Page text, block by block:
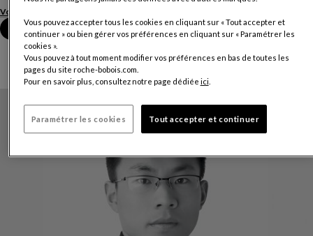
Voir plus
Prendre rendez-vous en magasin
Vous pouvez accepter tous les cookies en cliquant sur « Tout accepter et
continuer » ou bien gérer vos préférences en cliquant sur « Paramétrer les
cookies ».
Vous pouvez à tout moment modifier vos préférences en bas de toutes les
pages du site roche-bobois.com.
Pour en savoir plus, consultez notre page dédiée ici
Paramétrer les cookies Tout accepter et continuer